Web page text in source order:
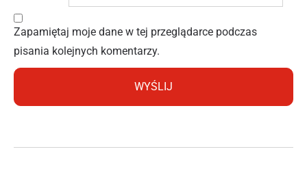
Zapamiętaj moje dane w tej przeglądarce podczas
pisania kolejnych komentarzy.